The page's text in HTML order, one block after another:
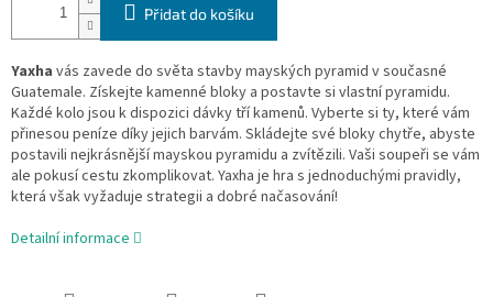
Přidat do košíku
Yaxha vás zavede do světa stavby mayských pyramid v současné
Guatemale. Získejte kamenné bloky a postavte si vlastní pyramidu.
Každé kolo jsou k dispozici dávky tří kamenů. Vyberte si ty, které vám
přinesou peníze díky jejich barvám. Skládejte své bloky chytře, abyste
postavili nejkrásnější mayskou pyramidu a zvítězili. Vaši soupeři se vám
ale pokusí cestu zkomplikovat. Yaxha je hra s jednoduchými pravidly,
která však vyžaduje strategii a dobré načasování!
Detailní informace